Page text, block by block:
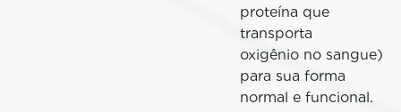
proteína que
transporta
oxigênio no sangue)
para sua forma
normal e funcional.